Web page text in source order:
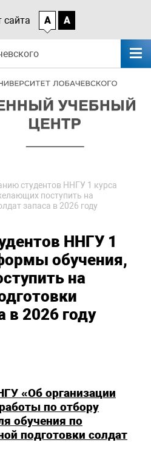
сайта A A
студентов ННГУ 1 курса
поступить на
запаса в 2026 году
ННГУ 1
обучения,
на
в 2026 году
«Об организации
по отбору
обучения по
подготовки солдат